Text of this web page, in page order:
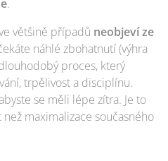
.
většině případů neobjeví ze
náhlé zbohatnutí (výhra
proces, který
trpělivost a disciplínu.
se měli lépe zítra. Je to
maximalizace současného